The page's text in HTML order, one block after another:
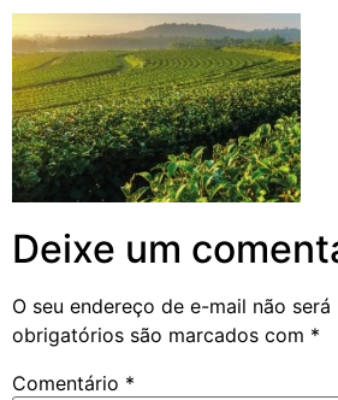
Deixe um
O seu endereço de e-mail não
obrigatórios são marcados com *
Comentário *